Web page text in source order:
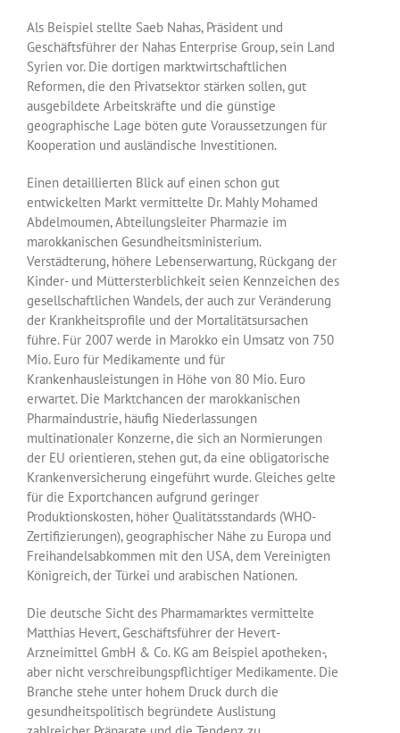
Als Beispiel stellte Saeb Nahas, Präsident und
Geschäftsführer der Nahas Enterprise Group, sein Land
Syrien vor. Die dortigen marktwirtschaftlichen
Reformen, die den Privatsektor stärken sollen, gut
ausgebildete Arbeitskräfte und die günstige
geographische Lage böten gute Voraussetzungen für
Kooperation und ausländische Investitionen.
Einen detaillierten Blick auf einen schon gut
entwickelten Markt vermittelte Dr. Mahly Mohamed
Abdelmoumen, Abteilungsleiter Pharmazie im
marokkanischen Gesundheitsministerium.
Verstädterung, höhere Lebenserwartung, Rückgang der
Kinder- und Müttersterblichkeit seien Kennzeichen des
gesellschaftlichen Wandels, der auch zur Veränderung
der Krankheitsprofile und der Mortalitätsursachen
führe. Für 2007 werde in Marokko ein Umsatz von 750
Mio. Euro für Medikamente und für
Krankenhausleistungen in Höhe von 80 Mio. Euro
erwartet. Die Marktchancen der marokkanischen
Pharmaindustrie, häufig Niederlassungen
multinationaler Konzerne, die sich an Normierungen
der EU orientieren, stehen gut, da eine obligatorische
Krankenversicherung eingeführt wurde. Gleiches gelte
für die Exportchancen aufgrund geringer
Produktionskosten, höher Qualitätsstandards (WHO-
Zertifizierungen), geographischer Nähe zu Europa und
Freihandelsabkommen mit den USA, dem Vereinigten
Königreich, der Türkei und arabischen Nationen.
Die deutsche Sicht des Pharmamarktes vermittelte
Matthias Hevert, Geschäftsführer der Hevert-
Arzneimittel GmbH & Co. KG am Beispiel apotheken-,
aber nicht verschreibungspflichtiger Medikamente. Die
Branche stehe unter hohem Druck durch die
gesundheitspolitisch begründete Auslistung